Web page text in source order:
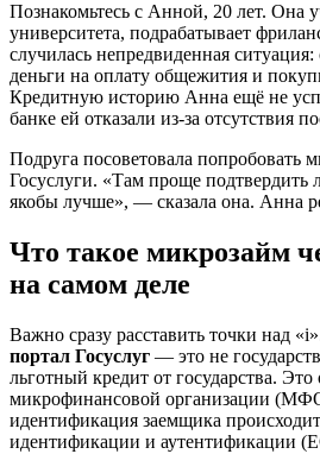
Познакомьтесь с Анной, 20 лет. Она
университета, подрабатывает
случилась непредвиденная
деньги на оплату общежития и
Кредитную историю Анна ещё не
банке ей отказали из-за отсутствия
Подруга посоветовала попробовать
Госуслуги. «Там проще подтвердить
якобы лучше», — сказала она. Анна
Что такое микрозайм
на самом деле
Важно сразу расставить точки над
портал Госуслуг — это не
льготный кредит от государства.
микрофинансовой организации
идентификация заемщика
идентификации и аутентификации